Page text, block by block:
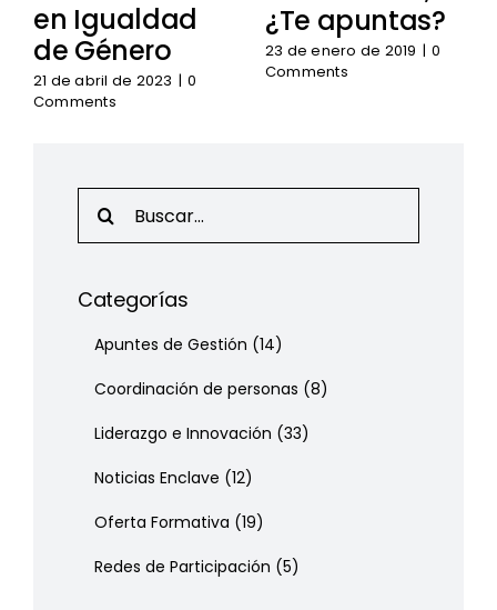
en Igualdad
de Género
21 de abril de 2023 | 0
Comments
¿Te apuntas?
23 de enero de 2019 | 0
Comments
Search
Categorías
Apuntes de Gestión (14)
Coordinación de personas (8)
Liderazgo e Innovación (33)
Noticias Enclave (12)
Oferta Formativa (19)
Redes de Participación (5)